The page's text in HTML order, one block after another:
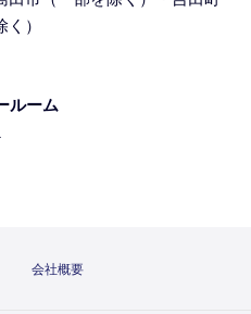
く）
ルーム
会社概要